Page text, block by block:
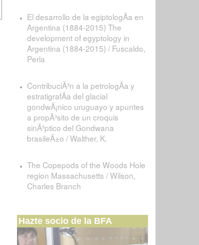
El desarrollo de la egiptologÃ­a en
Argentina (1884-2015) The
development of egyptology in
Argentina (1884-2015) / Fuscaldo,
Perla
ContribuciÃ³n a la petrologÃ­a y
estratigrafÃ­a del glacial
gondwÃ¡nico uruguayo y apuntes
a propÃ³sito de un croquis
sinÃ³ptico del Gondwana
brasileÃ±o / Walther, K.
The Copepods of the Woods Hole
region Massachusetts / Wilson,
Charles Branch
Hazte socio de la BFA